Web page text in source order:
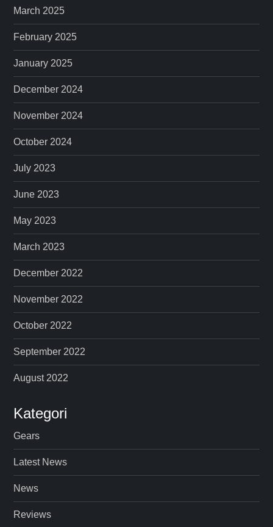
March 2025
February 2025
January 2025
December 2024
November 2024
October 2024
July 2023
June 2023
May 2023
March 2023
December 2022
November 2022
October 2022
September 2022
August 2022
Kategori
Gears
Latest News
News
Reviews